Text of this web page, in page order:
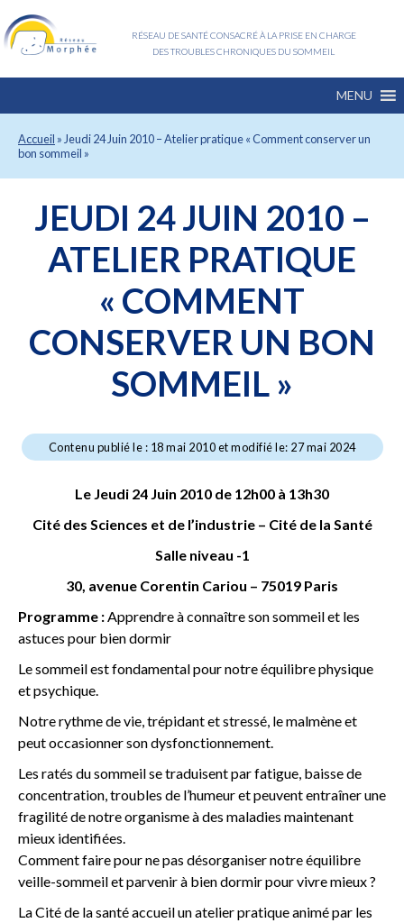
RÉSEAU DE SANTÉ CONSACRÉ À LA PRISE EN CHARGE
DES TROUBLES CHRONIQUES DU SOMMEIL
MENU
Accueil » Jeudi 24 Juin 2010 – Atelier pratique « Comment conserver un
bon sommeil »
JEUDI 24 JUIN 2010 –
ATELIER PRATIQUE
« COMMENT
CONSERVER UN BON
SOMMEIL »
Contenu publié le : 18 mai 2010 et modifié le: 27 mai 2024
Le Jeudi 24 Juin 2010 de 12h00 à 13h30
Cité des Sciences et de l’industrie – Cité de la Santé
Salle niveau -1
30, avenue Corentin Cariou – 75019 Paris
Programme : Apprendre à connaître son sommeil et les
astuces pour bien dormir
Le sommeil est fondamental pour notre équilibre physique
et psychique.
Notre rythme de vie, trépidant et stressé, le malmène et
peut occasionner son dysfonctionnement.
Les ratés du sommeil se traduisent par fatigue, baisse de
concentration, troubles de l’humeur et peuvent entraîner une
fragilité de notre organisme à des maladies maintenant
mieux identifiées.
Comment faire pour ne pas désorganiser notre équilibre
veille-sommeil et parvenir à bien dormir pour vivre mieux ?
La Cité de la santé accueil un atelier pratique animé par les